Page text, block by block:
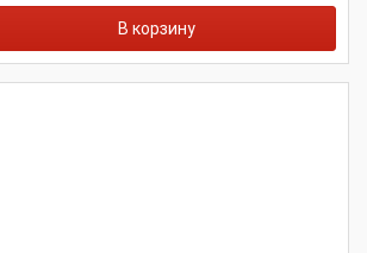
В корзину